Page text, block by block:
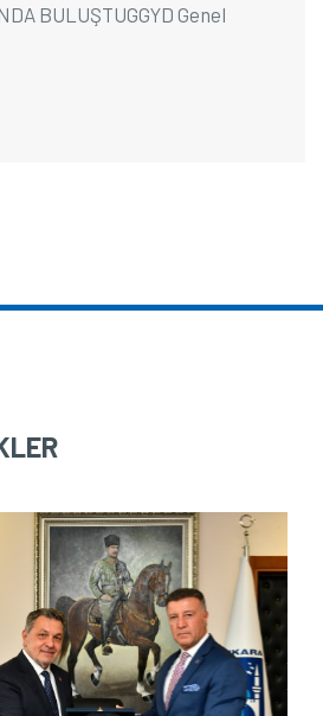
BULUŞTUGGYD Genel